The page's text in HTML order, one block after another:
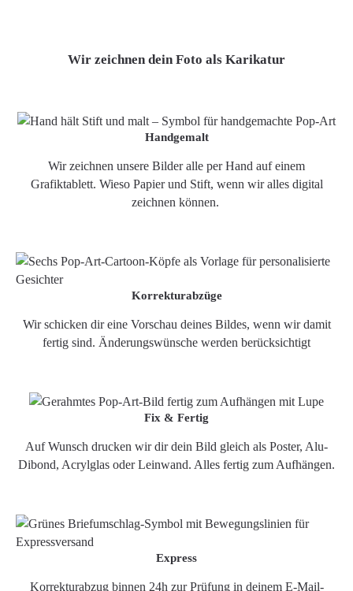
Wir zeichnen dein Foto als Karikatur
Handgemalt
Wir zeichnen unsere Bilder alle per Hand auf einem
Grafiktablett. Wieso Papier und Stift, wenn wir alles digital
zeichnen können.
Korrekturabzüge
Wir schicken dir eine Vorschau deines Bildes, wenn wir damit
fertig sind. Änderungswünsche werden berücksichtigt
Fix & Fertig
Auf Wunsch drucken wir dir dein Bild gleich als Poster, Alu-
Dibond, Acrylglas oder Leinwand. Alles fertig zum Aufhängen.
Express
Korrekturabzug binnen 24h zur Prüfung in deinem E-Mail-